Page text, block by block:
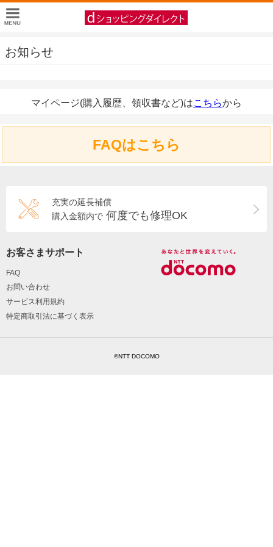
お知らせ
マイページ(購入履歴、領収書など)はこちらから
FAQはこちら
充実の延長補償
購入金額内で 何度でも修理OK
お客さまサポート
FAQ
お問い合わせ
サービス利用規約
特定商取引法に基づく表示
©NTT DOCOMO